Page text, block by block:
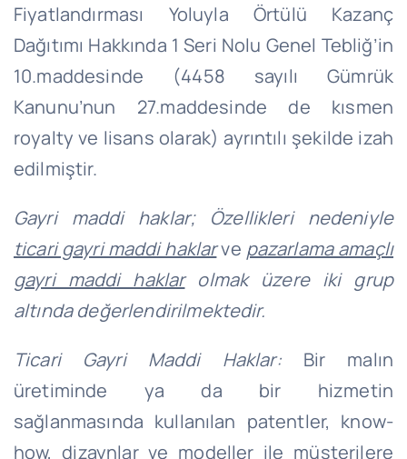
Fiyatlandırması Yoluyla Örtülü Kazanç
Dağıtımı Hakkında 1 Seri Nolu Genel Tebliğ’in
10.maddesinde (4458 sayılı Gümrük
Kanunu’nun 27.maddesinde de kısmen
royalty ve lisans olarak) ayrıntılı şekilde izah
edilmiştir.
Gayri maddi haklar; Özellikleri nedeniyle
ticari gayri maddi haklarve pazarlama amaçlı
gayri maddi haklar olmak üzere iki grup
altında değerlendirilmektedir.
Ticari Gayri Maddi Haklar: Bir malın
üretiminde ya da bir hizmetin
sağlanmasında kullanılan patentler, know-
how, dizaynlar ve modeller ile müşterilere